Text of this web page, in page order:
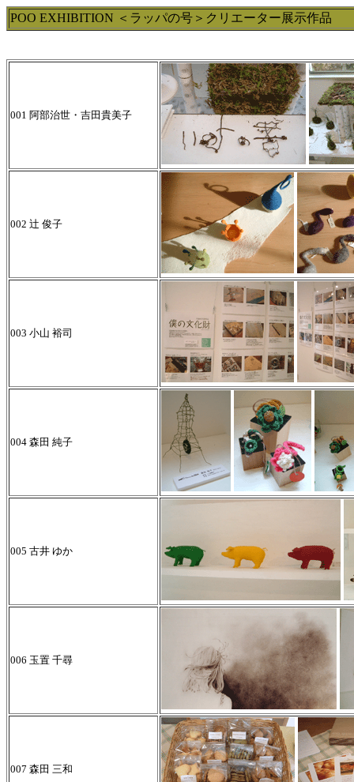
POO EXHIBITION ＜ラッパの号＞クリエーター展示作品
001 阿部治世・吉田貴美子
002 辻 俊子
003 小山 裕司
004 森田 純子
005 古井 ゆか
006 玉置 千尋
007 森田 三和